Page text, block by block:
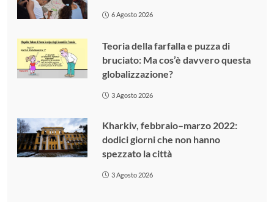
6 Agosto 2026
Teoria della farfalla e puzza di
bruciato: Ma cos’è davvero questa
globalizzazione?
3 Agosto 2026
Kharkiv, febbraio–marzo 2022:
dodici giorni che non hanno
spezzato la città
3 Agosto 2026